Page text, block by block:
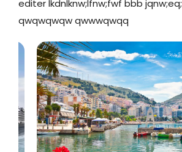
editer lkdnlknw;lfnw;fwf bbb
qwqwqwqw qwwwqwqq